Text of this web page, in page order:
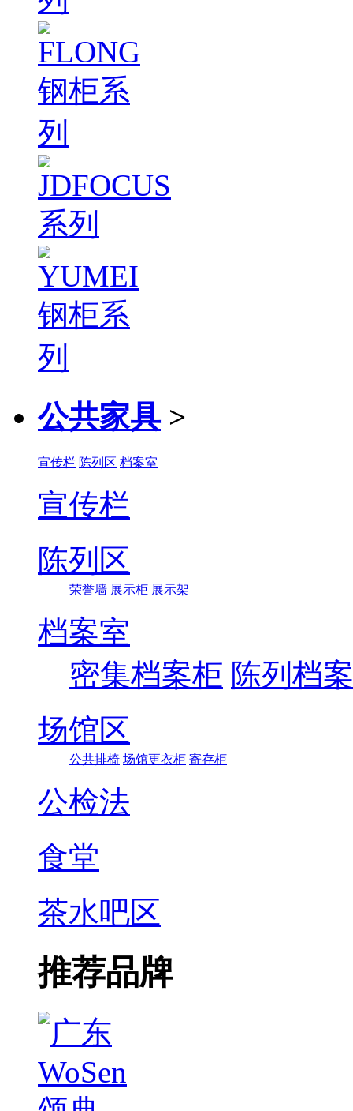
公共家具 >
宣传栏 陈列区 档案室
宣传栏
陈列区
荣誉墙 展示柜 展示架
档案室
密集档案柜 陈列档
场馆区
公共排椅 场馆更衣柜 寄存柜
公检法
食堂
茶水吧区
推荐品牌